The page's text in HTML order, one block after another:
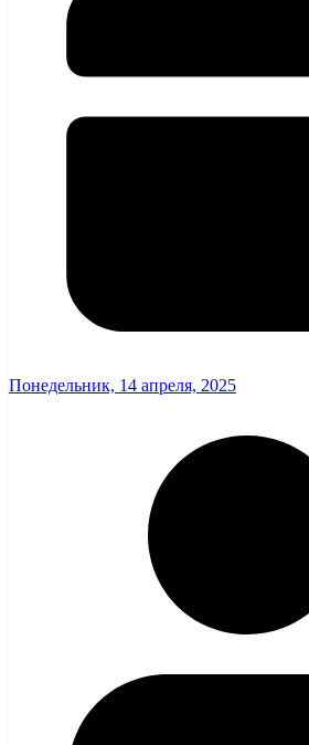
Понедельник, 14 апреля, 2025